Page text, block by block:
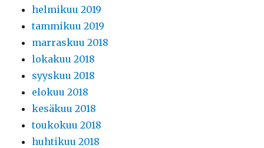
helmikuu 2019
tammikuu 2019
marraskuu 2018
lokakuu 2018
syyskuu 2018
elokuu 2018
kesäkuu 2018
toukokuu 2018
huhtikuu 2018